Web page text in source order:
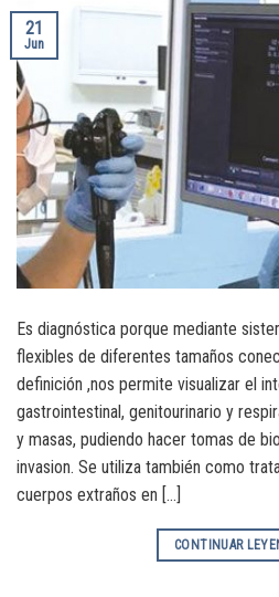
21
Jun
Es diagnóstica porque mediante
flexibles de diferentes tamaños
definición ,nos permite visualizar el
gastrointestinal, genitourinario y
y masas, pudiendo hacer tomas de
invasion. Se utiliza también como
cuerpos extraños en […]
CONTINUAR